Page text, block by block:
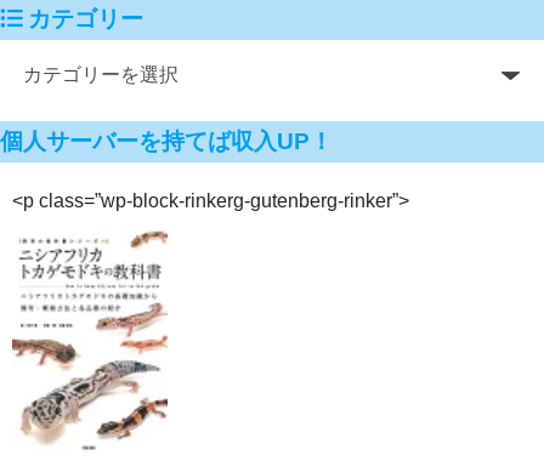
カテゴリー
個人サーバーを持てば収入UP！
<p class=”wp-block-rinkerg-gutenberg-rinker”>